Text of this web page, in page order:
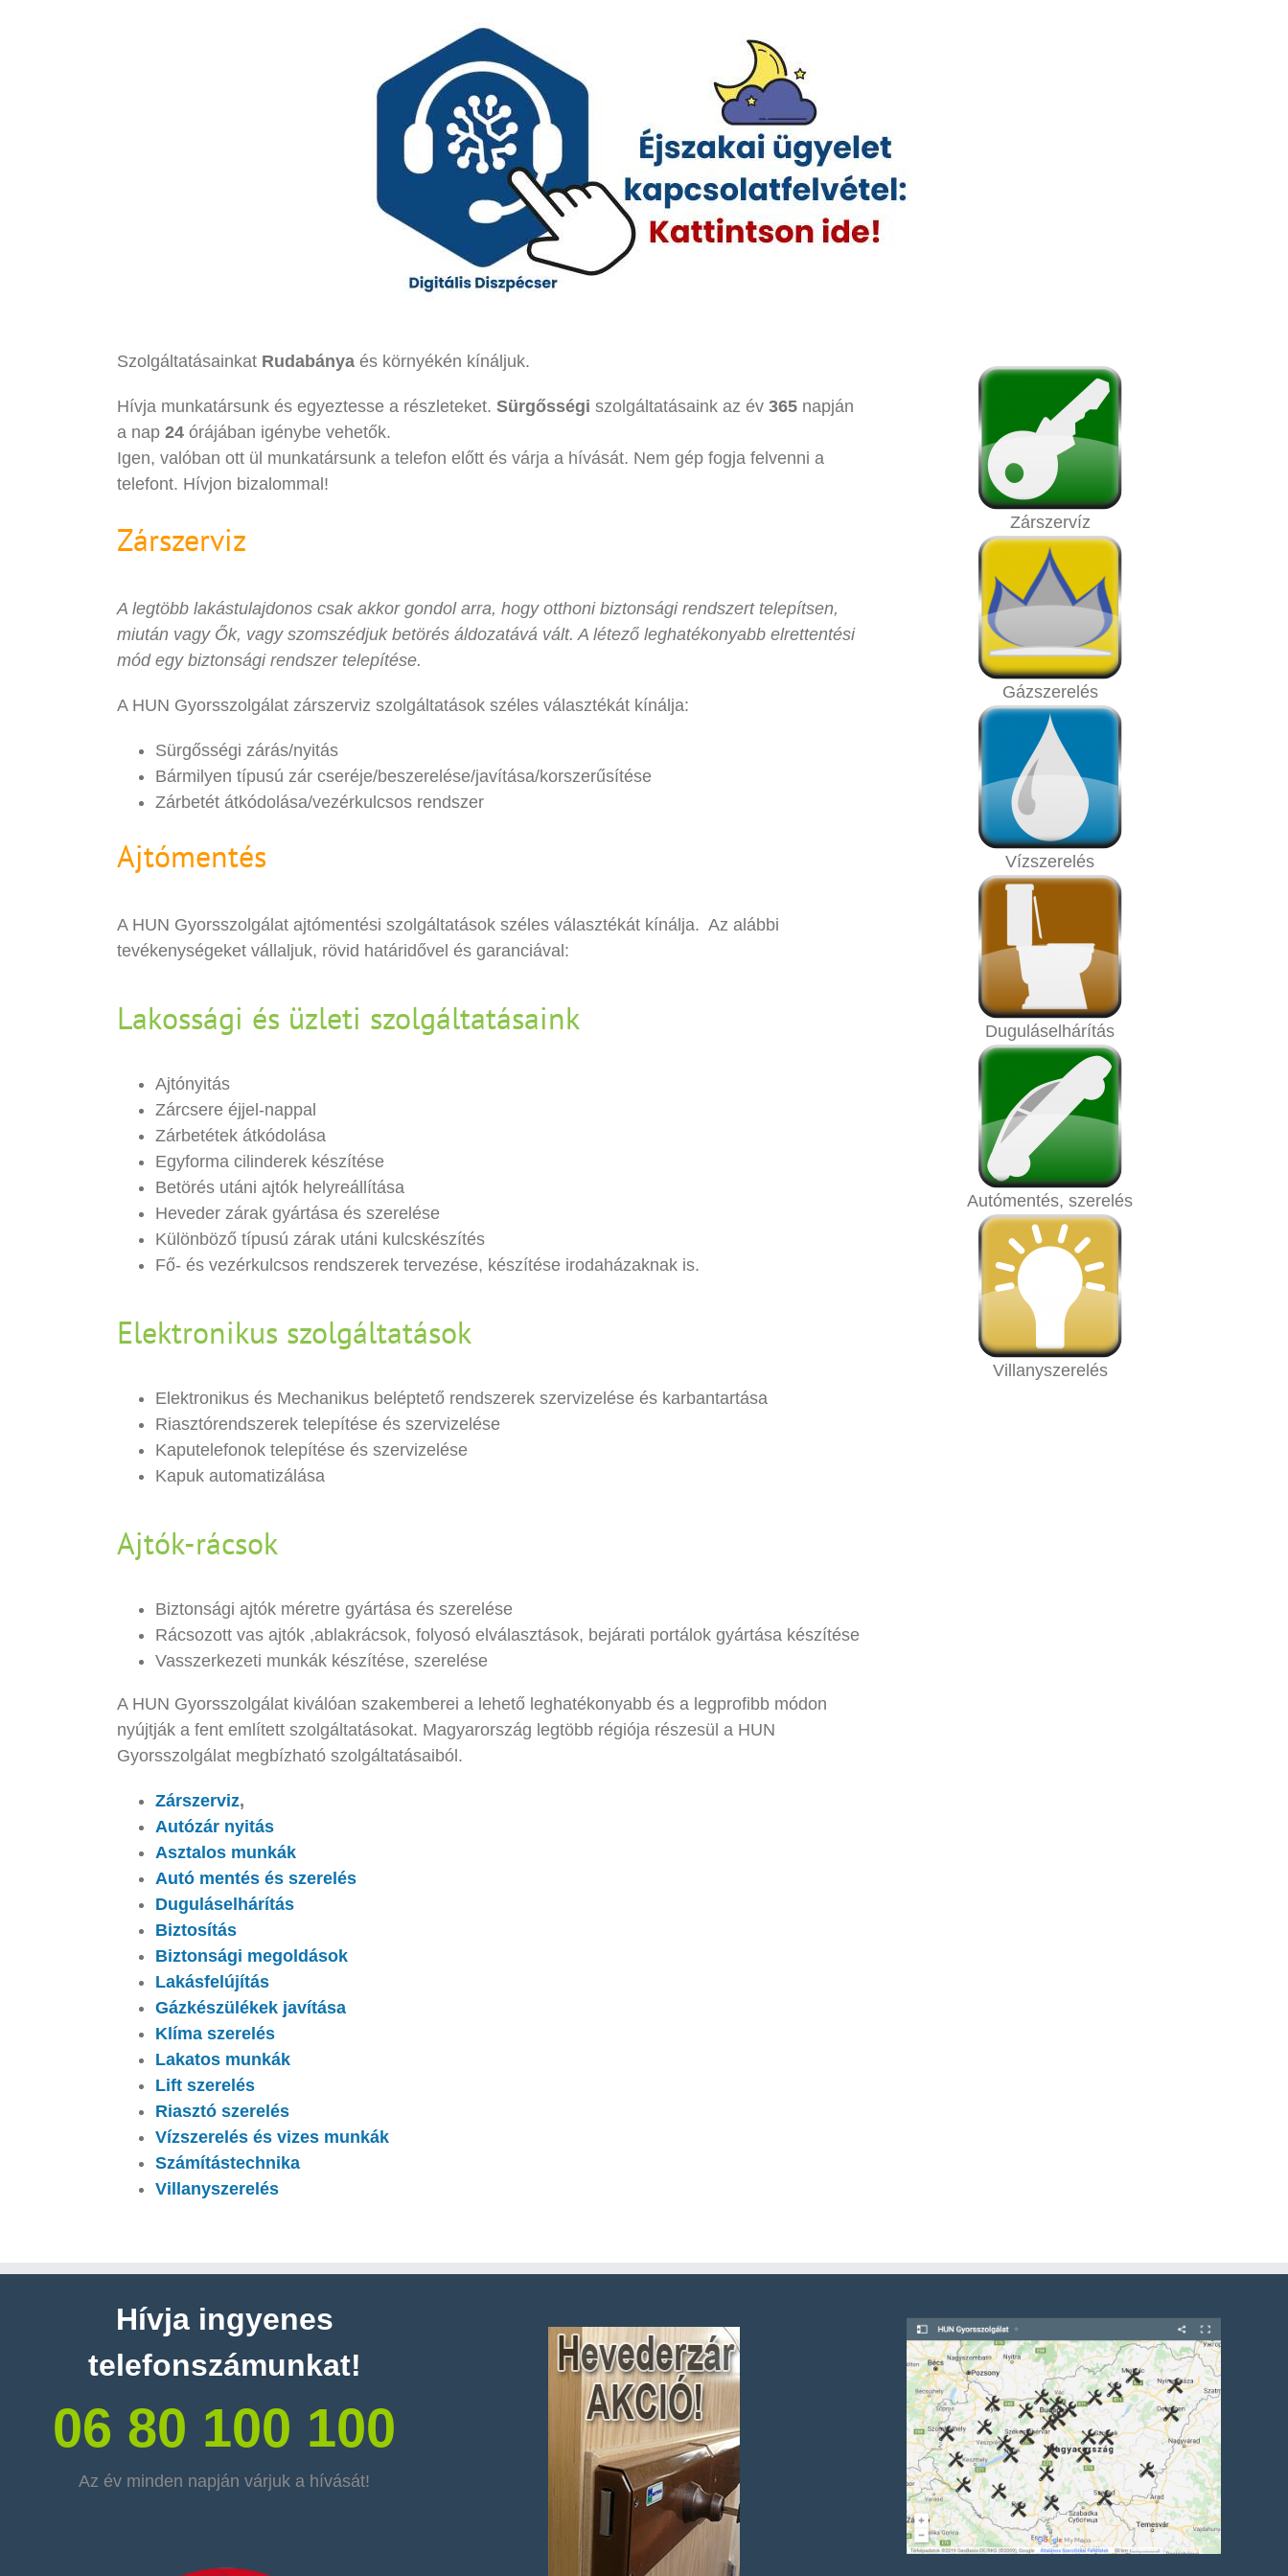
Szolgáltatásainkat Rudabánya és környékén kínáljuk.
Hívja munkatársunk és egyeztesse a részleteket. Sürgősségi szolgáltatásaink az év 365 napján
a nap 24 órájában igénybe vehetők.
Igen, valóban ott ül munkatársunk a telefon előtt és várja a hívását. Nem gép fogja felvenni a
telefont. Hívjon bizalommal!
Zárszerviz
A legtöbb lakástulajdonos csak akkor gondol arra, hogy otthoni biztonsági rendszert telepítsen,
miután vagy Ők, vagy szomszédjuk betörés áldozatává vált. A létező leghatékonyabb elrettentési
mód egy biztonsági rendszer telepítése.
A HUN Gyorsszolgálat zárszerviz szolgáltatások széles választékát kínálja:
Sürgősségi zárás/nyitás
Bármilyen típusú zár cseréje/beszerelése/javítása/korszerűsítése
Zárbetét átkódolása/vezérkulcsos rendszer
Ajtómentés
A HUN Gyorsszolgálat ajtómentési szolgáltatások széles választékát kínálja. Az alábbi
tevékenységeket vállaljuk, rövid határidővel és garanciával:
Lakossági és üzleti szolgáltatásaink
Ajtónyitás
Zárcsere éjjel-nappal
Zárbetétek átkódolása
Egyforma cilinderek készítése
Betörés utáni ajtók helyreállítása
Heveder zárak gyártása és szerelése
Különböző típusú zárak utáni kulcskészítés
Fő- és vezérkulcsos rendszerek tervezése, készítése irodaházaknak is.
Elektronikus szolgáltatások
Elektronikus és Mechanikus beléptető rendszerek szervizelése és karbantartása
Riasztórendszerek telepítése és szervizelése
Kaputelefonok telepítése és szervizelése
Kapuk automatizálása
Ajtók-rácsok
Biztonsági ajtók méretre gyártása és szerelése
Rácsozott vas ajtók ,ablakrácsok, folyosó elválasztások, bejárati portálok gyártása készítése
Vasszerkezeti munkák készítése, szerelése
A HUN Gyorsszolgálat kiválóan szakemberei a lehető leghatékonyabb és a legprofibb módon
nyújtják a fent említett szolgáltatásokat. Magyarország legtöbb régiója részesül a HUN
Gyorsszolgálat megbízható szolgáltatásaiból.
Zárszerviz,
Autózár nyitás
Asztalos munkák
Autó mentés és szerelés
Duguláselhárítás
Biztosítás
Biztonsági megoldások
Lakásfelújítás
Gázkészülékek javítása
Klíma szerelés
Lakatos munkák
Lift szerelés
Riasztó szerelés
Vízszerelés és vizes munkák
Számítástechnika
Villanyszerelés
Zárszervíz
Gázszerelés
Vízszerelés
Duguláselhárítás
Autómentés, szerelés
Villanyszerelés
Hívja ingyenes
telefonszámunkat!
06 80 100 100
Az év minden napján várjuk a hívását!